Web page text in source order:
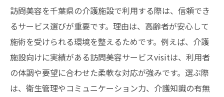
訪問美容を千葉県の介護施設で利用する際は、信頼でき
るサービス選びが重要です。理由は、高齢者が安心して
施術を受けられる環境を整えるためです。例えば、介護
施設向けに実績がある訪問美容サービスvisitは、利用者
の体調や要望に合わせた柔軟な対応が強みです。選ぶ際
は、衛生管理やコミュニケーション力、介護知識の有無